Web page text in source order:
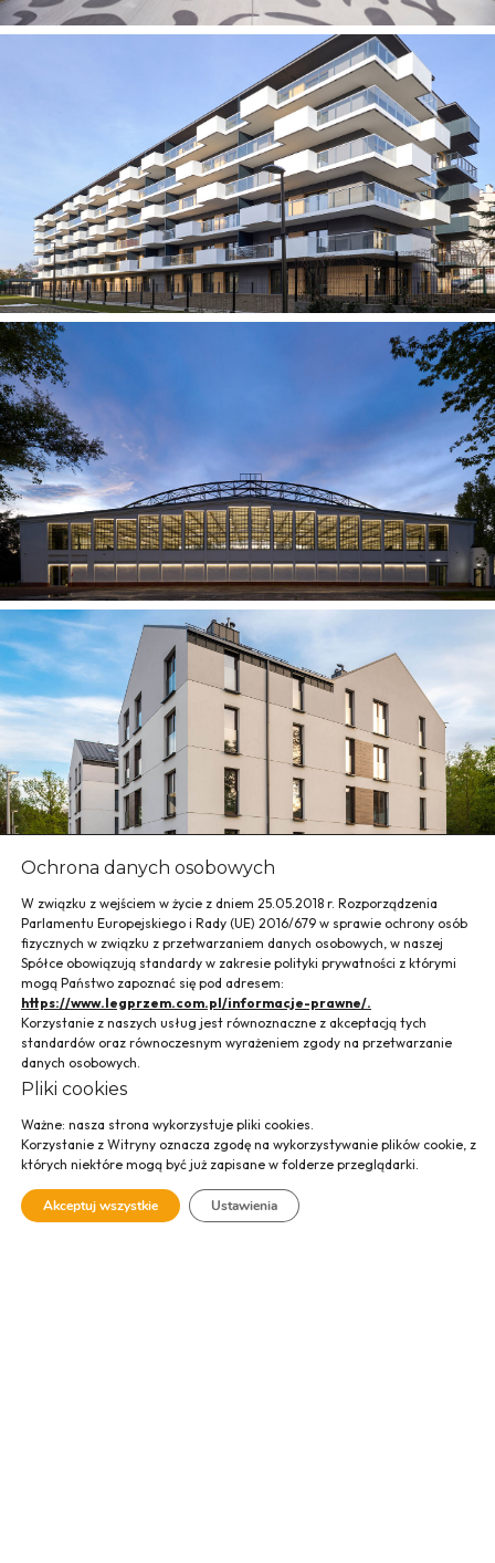
Hangar Heksagon
Budynek mieszkalny wielorodzinny, ul.
Zaczarowane Koło 2 w Krakowie
Hangar Czyżyny, oddział Muzeum Inżynierii i
Techniki w Krakowie
Krakowie
Hala Magazynowa w Niepołomicach
Ochrona danych osobowych
W związku z wejściem w życie z dniem 25.05.2018 r. Rozporządzenia
Parlamentu Europejskiego i Rady (UE) 2016/679 w sprawie ochrony osób
fizycznych w związku z przetwarzaniem danych osobowych, w naszej
Spółce obowiązują standardy w zakresie polityki prywatności z którymi
mogą Państwo zapoznać się pod adresem:
https://www.legprzem.com.pl/informacje-prawne/.
Korzystanie z naszych usług jest równoznaczne z akceptacją tych
standardów oraz równoczesnym wyrażeniem zgody na przetwarzanie
danych osobowych.
Pliki cookies
Ważne: nasza strona wykorzystuje pliki cookies.
Korzystanie z Witryny oznacza zgodę na wykorzystywanie plików cookie, z
których niektóre mogą być już zapisane w folderze przeglądarki.
Akceptuj wszystkie Ustawienia